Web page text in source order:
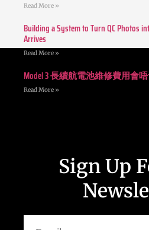
Read More »
Building a System to Turn QC Photos
Arrives
Read More »
Model 3 長續航電池維修費用會
Read More »
Sign Up